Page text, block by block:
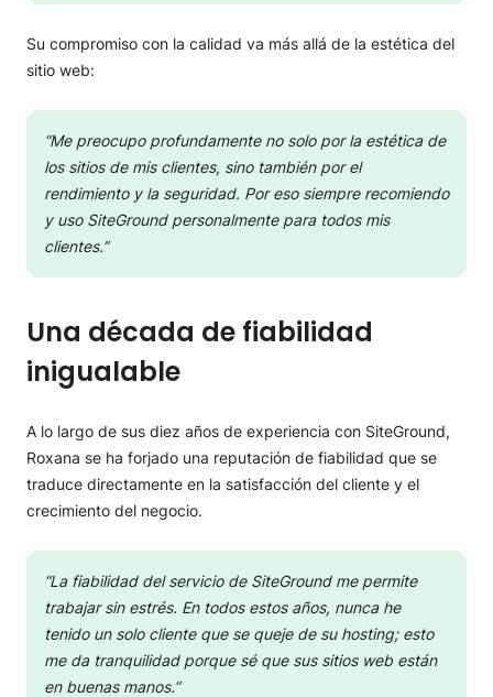
Su compromiso con la calidad va más allá de la estética del
sitio web:
“Me preocupo profundamente no solo por la estética de
los sitios de mis clientes, sino también por el
rendimiento y la seguridad. Por eso siempre recomiendo
y uso SiteGround personalmente para todos mis
clientes.”
Una década de fiabilidad
inigualable
A lo largo de sus diez años de experiencia con SiteGround,
Roxana se ha forjado una reputación de fiabilidad que se
traduce directamente en la satisfacción del cliente y el
crecimiento del negocio.
“La fiabilidad del servicio de SiteGround me permite
trabajar sin estrés. En todos estos años, nunca he
tenido un solo cliente que se queje de su hosting; esto
me da tranquilidad porque sé que sus sitios web están
en buenas manos.”